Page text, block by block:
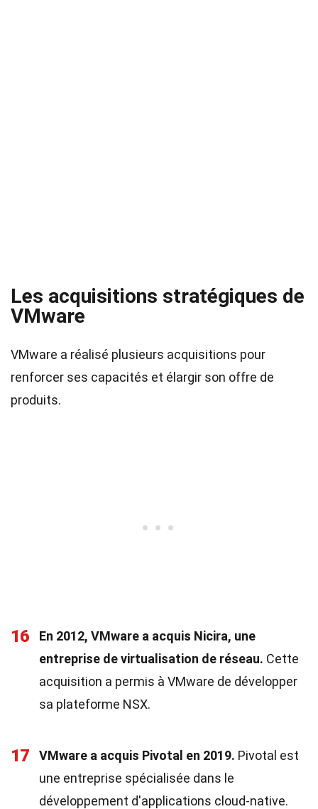
Les acquisitions stratégiques de
VMware
VMware a réalisé plusieurs acquisitions pour
renforcer ses capacités et élargir son offre de
produits.
16
En 2012, VMware a acquis Nicira, une
entreprise de virtualisation de réseau. Cette
acquisition a permis à VMware de développer
sa plateforme NSX.
17 VMware a acquis Pivotal en 2019. Pivotal est
une entreprise spécialisée dans le
développement d'applications cloud-native.